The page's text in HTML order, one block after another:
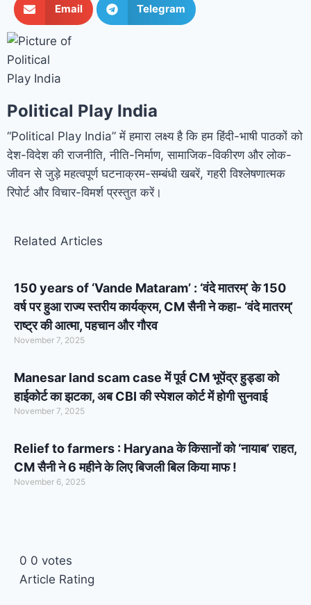
Email Telegram
Political Play India
“Political Play India” में हमारा लक्ष्य है कि हम हिंदी-भाषी पाठकों को
देश-विदेश की राजनीति, नीति-निर्माण, सामाजिक-विकीरण और लोक-
जीवन से जुड़े महत्वपूर्ण घटनाक्रम-सम्बंधी खबरें, गहरी विश्लेषणात्मक
रिपोर्ट और विचार-विमर्श प्रस्तुत करें।
Related Articles
150 years of ‘Vande Mataram’ : ‘वंदे मातरम्’ के 150
वर्ष पर हुआ राज्य स्तरीय कार्यक्रम, CM सैनी ने कहा- ‘वंदे मातरम्’
राष्ट्र की आत्मा, पहचान और गौरव
November 7, 2025
Manesar land scam case में पूर्व CM भूपेंद्र हुड्डा को
हाईकोर्ट का झटका, अब CBI की स्पेशल कोर्ट में होगी सुनवाई
November 7, 2025
Relief to farmers : Haryana के किसानों को ‘नायाब’ राहत,
CM सैनी ने 6 महीने के लिए बिजली बिल किया माफ !
November 6, 2025
0 0 votes
Article Rating